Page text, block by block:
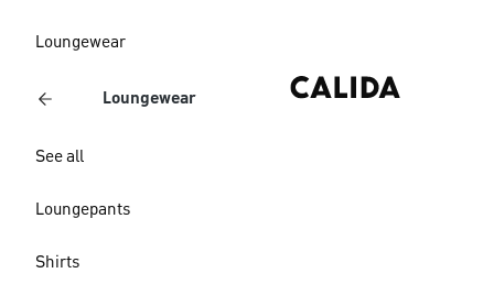
Loungewear
Loungewear
See all
Loungepants
Shirts